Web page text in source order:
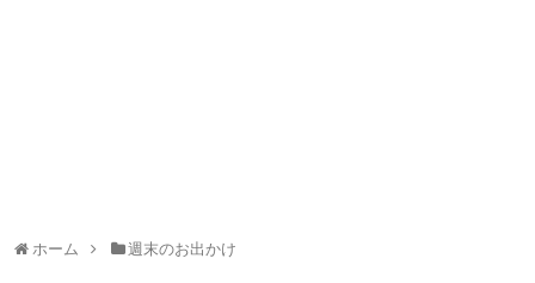
ホーム 週末のお出かけ